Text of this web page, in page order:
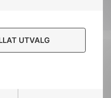
UTVALG